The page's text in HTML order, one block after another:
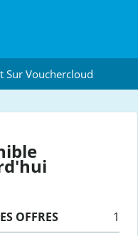
Sur Vouchercloud
OFFRES
1